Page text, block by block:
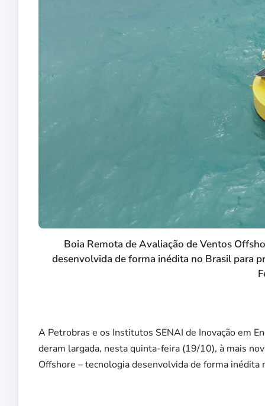
Boia Remota de Avaliação de Ventos
desenvolvida de forma inédita no Brasil para
A Petrobras e os Institutos SENAI de Inovação em
deram largada, nesta quinta-feira (19/10), à mais
Offshore –tecnologia desenvolvida de forma inédita